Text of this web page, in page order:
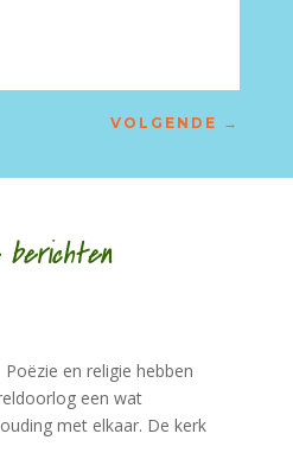
VOLGENDE →
en religie hebben
een wat
met elkaar. De kerk